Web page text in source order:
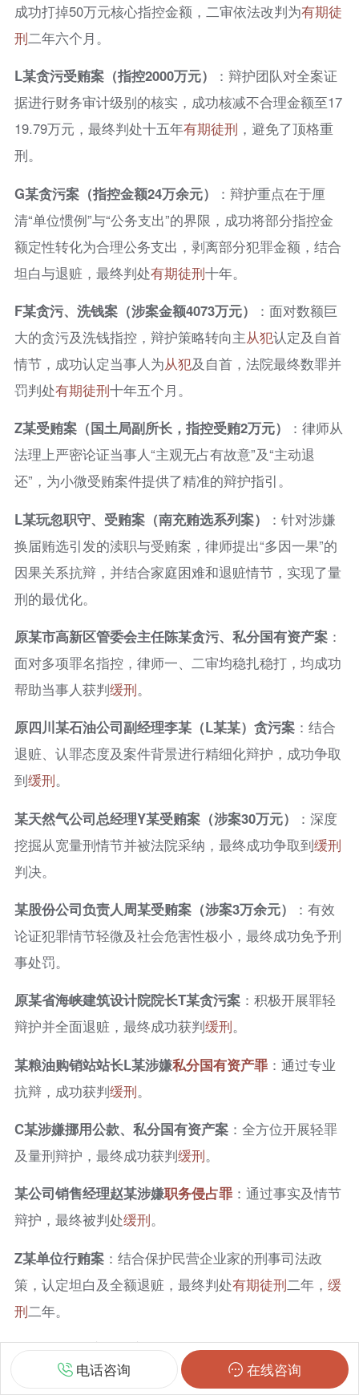
电话咨询 在线咨询
成功打掉50万元核心指控金额，二审依法改判为有期徒
刑二年六个月。
L某贪污受贿案（指控2000万元）
：辩护团队对全案证
据进行财务审计级别的核实，成功核减不合理金额至17
19.79万元，最终判处十五年有期徒刑 ，避免了顶格重
刑。
G某贪污案（指控金额24万余元）
：辩护重点在于厘
清“单位惯例”与“公务支出”的界限，成功将部分指控金
额定性转化为合理公务支出，剥离部分犯罪金额，结合
坦白与退赃，最终判处有期徒刑十年。
F某贪污、洗钱案（涉案金额4073万元）
：面对数额巨
大的贪污及洗钱指控，辩护策略转向主从犯认定及自首
情节，成功认定当事人为从犯及自首，法院最终数罪并
罚判处有期徒刑十年五个月。
Z某受贿案（国土局副所长，指控受贿2万元）
：律师从
法理上严密论证当事人“主观无占有故意”及“主动退
还”，为小微受贿案件提供了精准的辩护指引。
L某玩忽职守、受贿案（南充贿选系列案）
：针对涉嫌
换届贿选引发的渎职与受贿案，律师提出“多因一果”的
因果关系抗辩，并结合家庭困难和退赃情节，实现了量
刑的最优化。
原某市高新区管委会主任陈某贪污、私分国有资产案：
面对多项罪名指控，律师一、二审均稳扎稳打，均成功
帮助当事人获判缓刑。
原四川某石油公司副经理李某（L某某）贪污案：结合
退赃、认罪态度及案件背景进行精细化辩护，成功争取
到缓刑。
某天然气公司总经理Y某受贿案（涉案30万元）
：深度
挖掘从宽量刑情节并被法院采纳，最终成功争取到缓刑
判决。
某股份公司负责人周某受贿案（涉案3万余元）
：有效
论证犯罪情节轻微及社会危害性极小，最终成功免予刑
事处罚。
原某省海峡建筑设计院院长T某贪污案：积极开展罪轻
辩护并全面退赃，最终成功获判缓刑。
某粮油购销站站长L某涉嫌私分国有资产罪：通过专业
抗辩，成功获判缓刑。
C某涉嫌挪用公款、私分国有资产案：全方位开展轻罪
及量刑辩护，最终成功获判缓刑。
某公司销售经理赵某涉嫌职务侵占罪：通过事实及情节
辩护，最终被判处缓刑。
Z某单位行贿案：结合保护民营企业家的刑事司法政
策，认定坦白及全额退赃，最终判处有期徒刑二年， 缓
刑二年。
F某单位行贿案（涉案201万元）：律师从实体构成要件
切入，论证“未谋取不正当利益”且“损失无因果关系”，